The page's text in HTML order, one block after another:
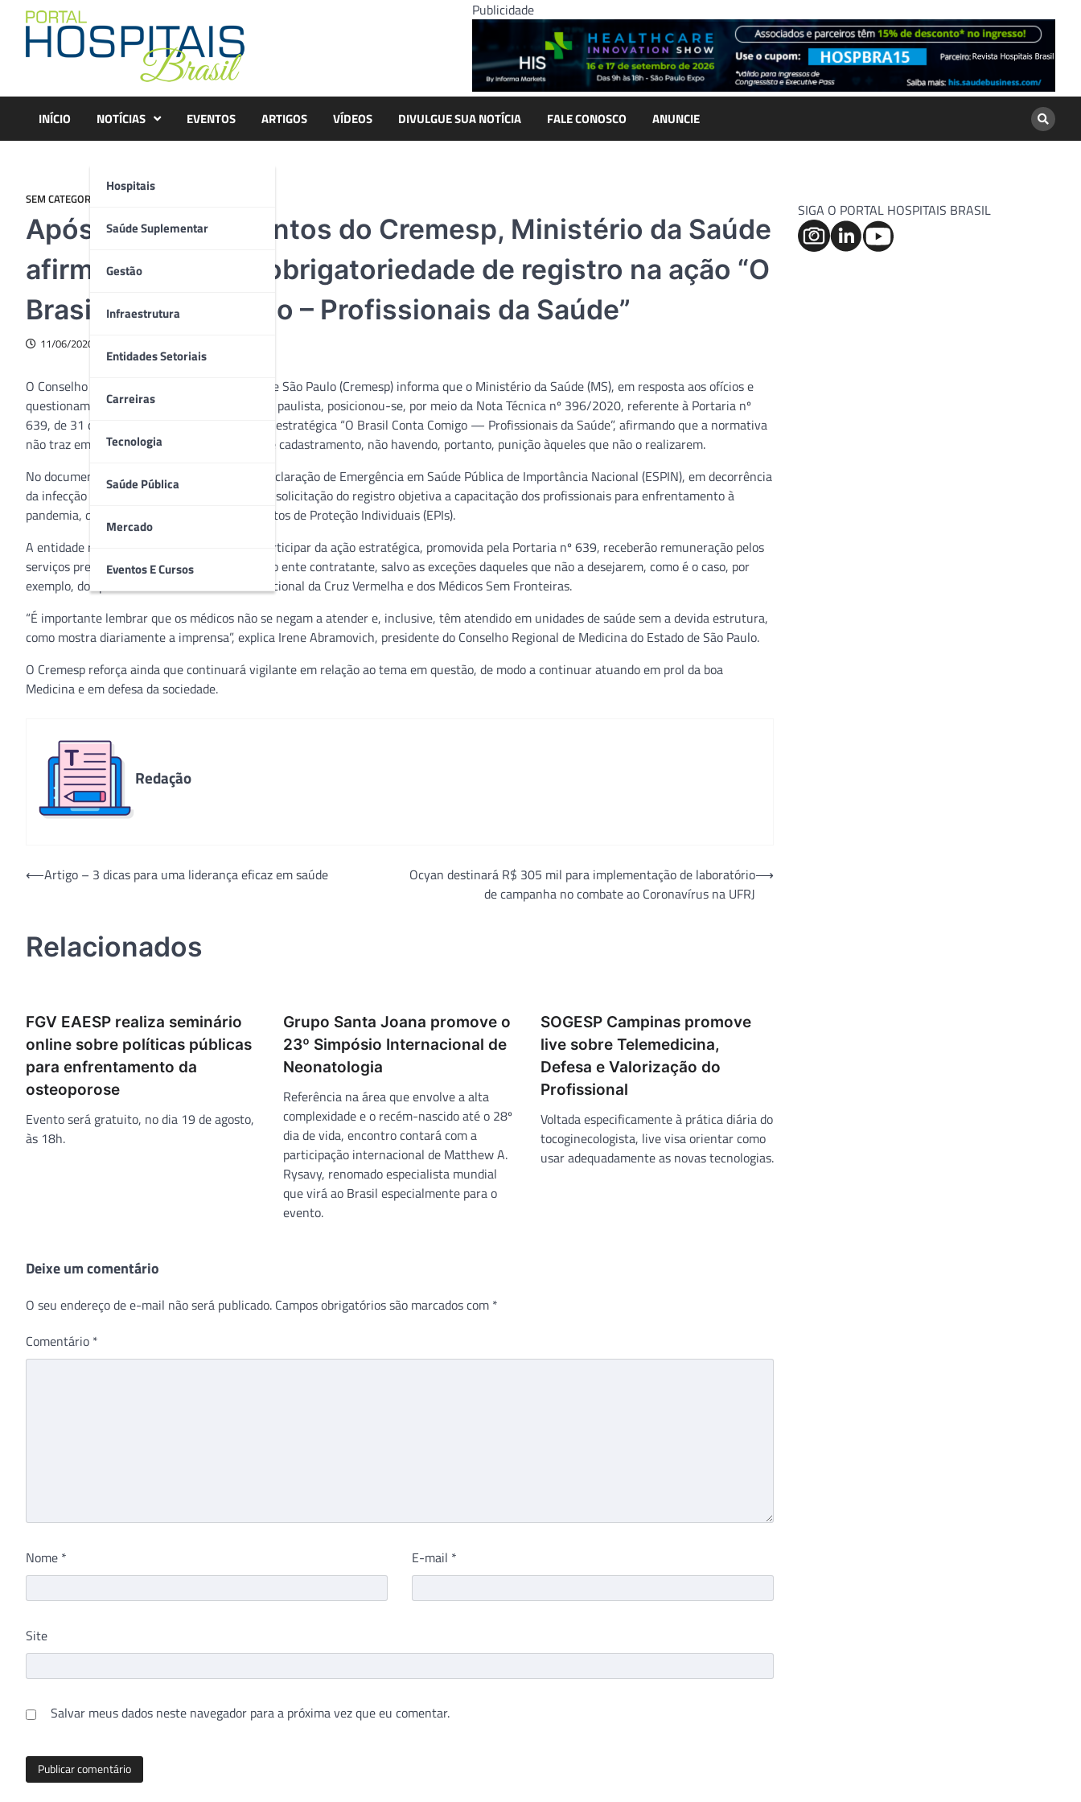
content
Publicidade
INÍCIO NOTÍCIAS
Hospitais
Saúde Suplementar
Gestão
Infraestrutura
Entidades Setoriais
Carreiras
Tecnologia
Saúde Pública
Mercado
Eventos E Cursos
EVENTOS ARTIGOS VÍDEOS DIVULGUE SUA NOTÍCIA FALE CONOSCO ANUNCIE
SEM CATEGORIA
Após questionamentos do Cremesp, Ministério da Saúde
afirma que não há obrigatoriedade de registro na ação “O
Brasil Conta Comigo – Profissionais da Saúde”
11/06/2020
O Conselho Regional de Medicina do Estado de São Paulo (Cremesp) informa que o Ministério da Saúde (MS), em resposta aos ofícios e
questionamentos demandados pela autarquia paulista, posicionou-se, por meio da Nota Técnica nº 396/2020, referente à Portaria nº
639, de 31 de março, que dispõe sobre a ação estratégica “O Brasil Conta Comigo — Profissionais da Saúde”, afirmando que a normativa
não traz em si o caráter de obrigatoriedade de cadastramento, não havendo, portanto, punição àqueles que não o realizarem.
No documento, o MS alegou que, diante da declaração de Emergência em Saúde Pública de Importância Nacional (ESPIN), em decorrência
da infecção humana pelo novo Coronavírus, a solicitação do registro objetiva a capacitação dos profissionais para enfrentamento à
pandemia, de forma segura e com Equipamentos de Proteção Individuais (EPIs).
A entidade reitera que os interessados em participar da ação estratégica, promovida pela Portaria nº 639, receberão remuneração pelos
serviços prestados, realizada diretamente pelo ente contratante, salvo as exceções daqueles que não a desejarem, como é o caso, por
exemplo, dos pertencentes ao Comitê Internacional da Cruz Vermelha e dos Médicos Sem Fronteiras.
“É importante lembrar que os médicos não se negam a atender e, inclusive, têm atendido em unidades de saúde sem a devida estrutura,
como mostra diariamente a imprensa”, explica Irene Abramovich, presidente do Conselho Regional de Medicina do Estado de São Paulo.
O Cremesp reforça ainda que continuará vigilante em relação ao tema em questão, de modo a continuar atuando em prol da boa
Medicina e em defesa da sociedade.
Redação
Navegação
⟵Artigo – 3 dicas para uma liderança eficaz em saúde
Ocyan destinará R$ 305 mil para implementação de laboratório
de campanha no combate ao Coronavírus na UFRJ
⟶
Relacionados
FGV EAESP realiza seminário
online sobre políticas públicas
para enfrentamento da
osteoporose
Evento será gratuito, no dia 19 de agosto,
às 18h.
Grupo Santa Joana promove o
23º Simpósio Internacional de
Neonatologia
Referência na área que envolve a alta
complexidade e o recém-nascido até o 28º
dia de vida, encontro contará com a
participação internacional de Matthew A.
Rysavy, renomado especialista mundial
que virá ao Brasil especialmente para o
evento.
SOGESP Campinas promove
live sobre Telemedicina,
Defesa e Valorização do
Profissional
Voltada especificamente à prática diária do
tocoginecologista, live visa orientar como
usar adequadamente as novas tecnologias.
Deixe um comentário
O seu endereço de e-mail não será publicado. Campos obrigatórios são marcados com *
Comentário *
Nome * E-mail *
Site
Salvar meus dados neste navegador para a próxima vez que eu comentar.
SIGA O PORTAL HOSPITAIS BRASIL